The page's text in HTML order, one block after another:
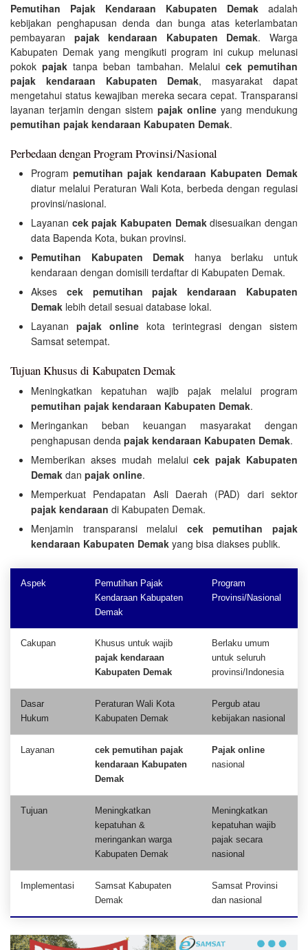
Pemutihan Pajak Kendaraan Kabupaten Demak adalah
kebijakan penghapusan denda dan bunga atas keterlambatan
pembayaran pajak kendaraan Kabupaten Demak. Warga
Kabupaten Demak yang mengikuti program ini cukup melunasi
pokokpajak tanpa beban tambahan. Melalui cek pemutihan
pajak kendaraan Kabupaten Demak, masyarakat dapat
mengetahui status kewajiban mereka secara cepat. Transparansi
layanan terjamin dengan sistem pajak online yang mendukung
pemutihan pajak kendaraan Kabupaten Demak.
Perbedaan dengan Program Provinsi/Nasional
Program pemutihan pajak kendaraan Kabupaten Demak
diatur melalui Peraturan Wali Kota, berbeda dengan regulasi
provinsi/nasional.
Layanan cek pajak Kabupaten Demakdisesuaikan dengan
data Bapenda Kota, bukan provinsi.
Pemutihan Kabupaten Demak hanya berlaku untuk
kendaraan dengan domisili terdaftar di Kabupaten Demak.
Akses cek pemutihan pajak kendaraan Kabupaten
Demak lebih detail sesuai database lokal.
Layanan pajak online kota terintegrasi dengan sistem
Samsat setempat.
Tujuan Khusus di Kabupaten Demak
Meningkatkan kepatuhan wajib pajak melalui program
pemutihan pajak kendaraan Kabupaten Demak.
Meringankan beban keuangan masyarakat dengan
penghapusan denda pajak kendaraan Kabupaten Demak.
Memberikan akses mudah melaluicek pajak Kabupaten
Demak dan pajak online.
Memperkuat Pendapatan Asli Daerah (PAD) dari sektor
pajak kendaraan di Kabupaten Demak.
Menjamin transparansi melalui cek pemutihan pajak
kendaraan Kabupaten Demak yang bisa diakses publik.
Aspek
Pemutihan Pajak
Kendaraan Kabupaten
Demak
Program
Provinsi/Nasional
Cakupan
Khusus untuk wajib
pajak kendaraan
Kabupaten Demak
Berlaku umum
untuk seluruh
provinsi/Indonesia
Dasar
Hukum
Peraturan Wali Kota
Kabupaten Demak
Pergub atau
kebijakan nasional
Layanan
cek pemutihan pajak
kendaraan Kabupaten
Demak
Pajak online
nasional
Tujuan
Meningkatkan
kepatuhan &
meringankan warga
Kabupaten Demak
Meningkatkan
kepatuhan wajib
pajak secara
nasional
Implementasi
Samsat Kabupaten
Demak
Samsat Provinsi
dan nasional